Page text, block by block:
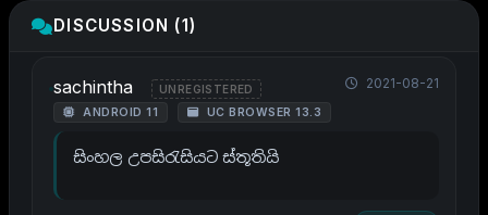
DISCUSSION (1)
sachintha UNREGISTERED
ANDROID 11 UC BROWSER 13.3
2021-08-21
සිංහල උපසිරැසියට ස්තූතියි